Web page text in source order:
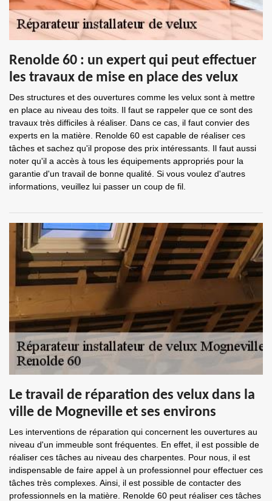
Renolde 60 : un expert qui peut effectuer
les travaux de mise en place des velux
Des structures et des ouvertures comme les velux sont à mettre
en place au niveau des toits. Il faut se rappeler que ce sont des
travaux très difficiles à réaliser. Dans ce cas, il faut convier des
experts en la matière. Renolde 60 est capable de réaliser ces
tâches et sachez qu'il propose des prix intéressants. Il faut aussi
noter qu'il a accès à tous les équipements appropriés pour la
garantie d'un travail de bonne qualité. Si vous voulez d'autres
informations, veuillez lui passer un coup de fil.
Le travail de réparation des velux dans la
ville de Mogneville et ses environs
Les interventions de réparation qui concernent les ouvertures au
niveau d'un immeuble sont fréquentes. En effet, il est possible de
réaliser ces tâches au niveau des charpentes. Pour nous, il est
indispensable de faire appel à un professionnel pour effectuer ces
tâches très complexes. Ainsi, il est possible de contacter des
professionnels en la matière. Renolde 60 peut réaliser ces tâches